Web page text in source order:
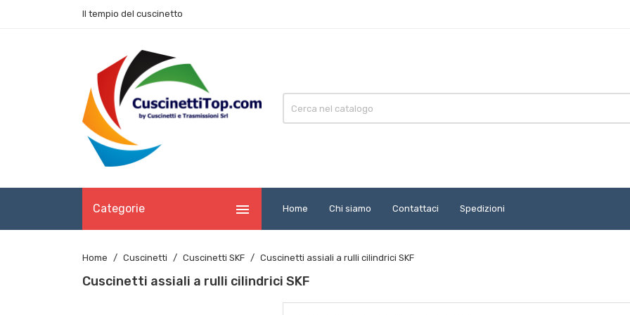
Il tempio del cuscinetto
Categorie  Home Chi siamo Contattaci Spedizioni
Home Cuscinetti Cuscinetti SKF Cuscinetti assiali a rulli cilindrici SKF
Cuscinetti assiali a rulli cilindrici SKF